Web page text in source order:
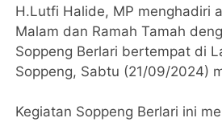
H.Lutfi Halide, MP menghadiri
Malam dan Ramah Tamah
Soppeng Berlari bertempat di
Soppeng, Sabtu (21/09/2024)
Kegiatan Soppeng Berlari ini